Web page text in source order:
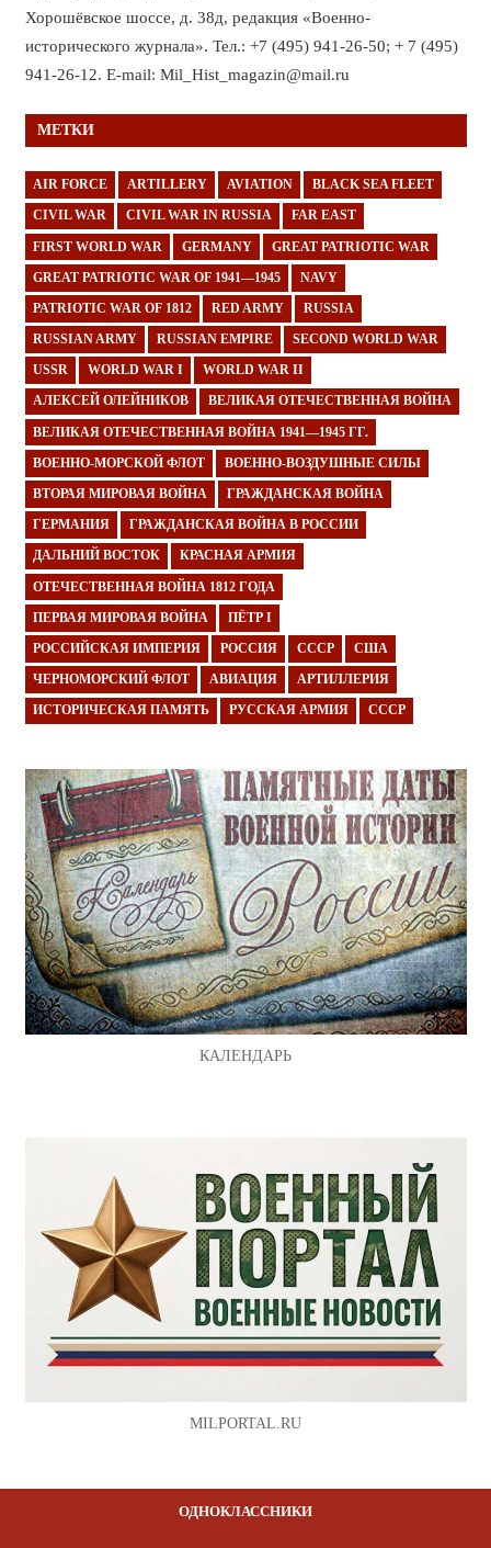
Хорошёвское шоссе, д. 38д, редакция «Военно-
исторического журнала». Тел.: +7 (495) 941-26-50; + 7 (495)
941-26-12. E-mail: Mil_Hist_magazin@mail.ru
МЕТКИ
AIR FORCE ARTILLERY AVIATION BLACK SEA FLEET
CIVIL WAR CIVIL WAR IN RUSSIA FAR EAST
FIRST WORLD WAR GERMANY GREAT PATRIOTIC WAR
GREAT PATRIOTIC WAR OF 1941—1945 NAVY
PATRIOTIC WAR OF 1812 RED ARMY RUSSIA
RUSSIAN ARMY RUSSIAN EMPIRE SECOND WORLD WAR
USSR WORLD WAR I WORLD WAR II
АЛЕКСЕЙ ОЛЕЙНИКОВ ВЕЛИКАЯ ОТЕЧЕСТВЕННАЯ ВОЙНА
ВЕЛИКАЯ ОТЕЧЕСТВЕННАЯ ВОЙНА 1941—1945 ГГ.
ВОЕННО-МОРСКОЙ ФЛОТ ВОЕННО-ВОЗДУШНЫЕ СИЛЫ
ВТОРАЯ МИРОВАЯ ВОЙНА ГРАЖДАНСКАЯ ВОЙНА
ГЕРМАНИЯ ГРАЖДАНСКАЯ ВОЙНА В РОССИИ
ДАЛЬНИЙ ВОСТОК КРАСНАЯ АРМИЯ
ОТЕЧЕСТВЕННАЯ ВОЙНА 1812 ГОДА
ПЕРВАЯ МИРОВАЯ ВОЙНА ПЁТР I
РОССИЙСКАЯ ИМПЕРИЯ РОССИЯ СССР США
ЧЕРНОМОРСКИЙ ФЛОТ АВИАЦИЯ АРТИЛЛЕРИЯ
ИСТОРИЧЕСКАЯ ПАМЯТЬ РУССКАЯ АРМИЯ СССР
КАЛЕНДАРЬ
MILPORTAL.RU
ОДНОКЛАССНИКИ